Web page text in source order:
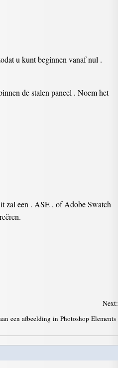
u kunt beginnen vanaf nul .
de stalen paneel . Noem het
zal een . ASE , of Adobe Swatch
Next:
een afbeelding in Photoshop Elements